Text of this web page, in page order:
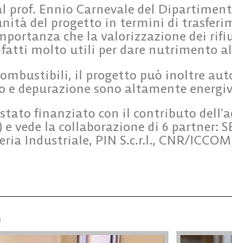
Ennio Carnevale del
del progetto in termini di
che la valorizzazione dei
molto utili per dare nutrimento
il progetto può inoltre
depurazione sono altamente
finanziato con il contributo
) e vede la collaborazione di 6 partner:
Industriale, PIN S.c.r.l., CNR/